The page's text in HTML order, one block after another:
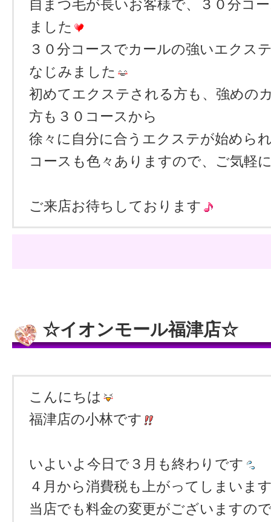
自まつ毛が長いお客様で、３０分コ
ました
３０分コースでカールの強いエクス
なじみました
初めてエクステされる方も、強めの
方も３０コースから
徐々に自分に合うエクステが始めら
コースも色々ありますので、ご気軽
ご来店お待ちしております
☆イオンモール福津店☆
こんにちは
福津店の小林です
いよいよ今日で３月も終わりです
４月から消費税も上がってしまいま
当店でも料金の変更がございますの